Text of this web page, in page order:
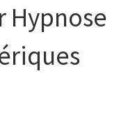
Hypnose